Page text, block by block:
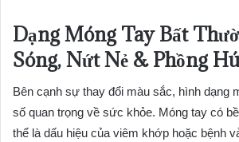
Dạng Móng Tay Bất
Sóng, Nứt Nẻ & Phồng
Bên cạnh sự thay đổi màu sắc, hình dạng
số quan trọng về sức khỏe. Móng tay có
thể là dấu hiệu của viêm khớp hoặc bệnh